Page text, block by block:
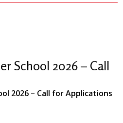
School 2026 – Call
2026 – Call for Applications